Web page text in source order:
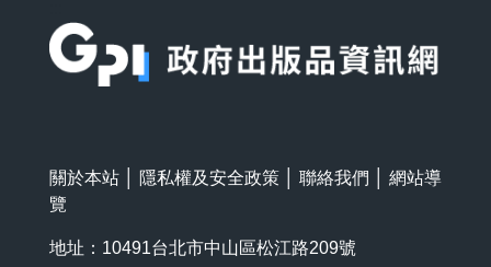
關於本站 隱私權及安全政策 聯絡我們
網站導
覽
地址：10491台北市中山區松江路209號